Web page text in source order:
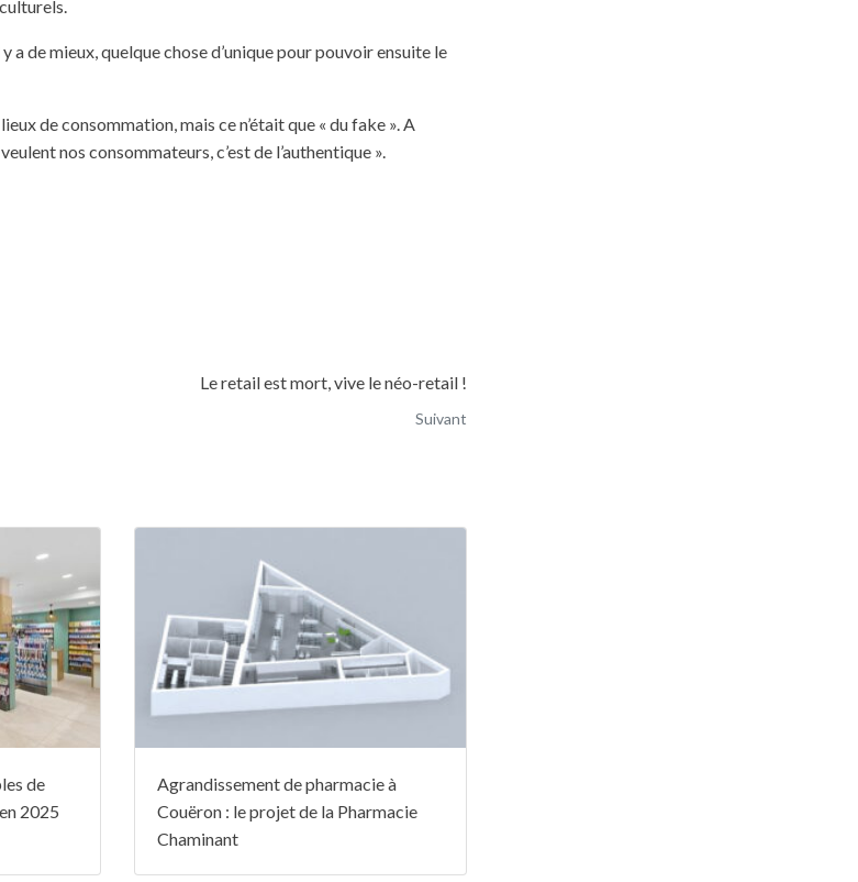
a de mieux, quelque chose d’unique pour pouvoir ensuite le
de consommation, mais ce n’était que « du fake ». A
nos consommateurs, c’est de l’authentique ».
Le retail est mort, vive le néo-retail !
Suivant
de
2025
Agrandissement de pharmacie à
Couëron : le projet de la Pharmacie
Chaminant